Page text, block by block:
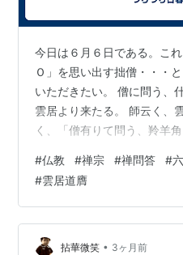
今日は６月６日である。こ
Ｏ」を思い出す拙僧・・・
いただきたい。 僧に問う、
雲居より来たる。 師云く、
く、「僧有りて問う、羚羊
却た問う、未審、和尚の尊
一。 『古尊宿語録』巻14「
従諗禅師の問答である。趙
「どこから来た」と尋ねた
ろから来ました」と答えて
#仏教 #禅宗 #禅問答 #
#雲居道膺
拈華微笑 • 3ヶ月前